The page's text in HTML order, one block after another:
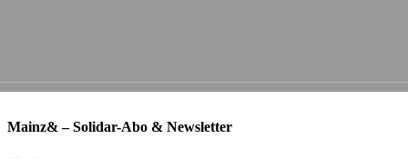
Mainz& – Solidar-Abo & Newsletter